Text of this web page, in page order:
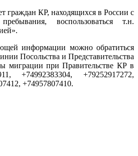
граждан КР, находящихся в России с
воспользоваться т.н.
информации можно обратиться
Посольства и Представительства
миграции при Правительстве КР в
+74992383304, +79252917272,
+74957807410.